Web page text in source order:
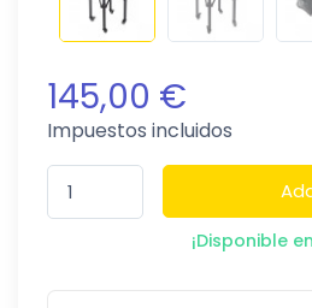
145,00 €
Impuestos incluidos
¡Disponible